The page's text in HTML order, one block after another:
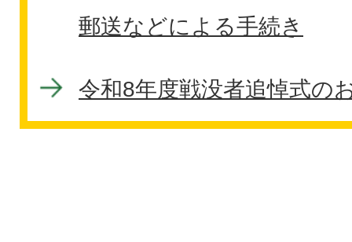
郵送などによる手続き
令和8年度戦没者追悼式の